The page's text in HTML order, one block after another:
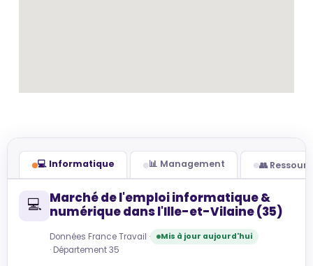
💻 Informatique 📊 Management 👥
💻 Marché de l'emploi informatique &
numérique dans l'Ille-et-Vilaine (35)
Données France Travail · Mis à jour aujourd'hui
· Département 35